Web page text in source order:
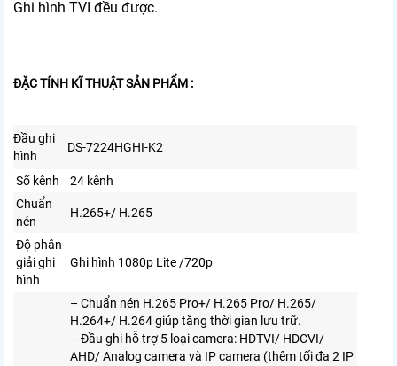
Ghi hình TVI đều được.
ĐẶC TÍNH KĨ THUẬT SẢN PHẨM :
Đầu ghi
hình
DS-7224HGHI-K2
Số kênh
24 kênh
Chuẩn
nén
H.265+/ H.265
Độ phân
giải ghi
hình
Ghi hình 1080p Lite /720p
– Chuẩn nén H.265 Pro+/ H.265 Pro/ H.265/
H.264+/ H.264 giúp tăng thời gian lưu trữ.
– Đầu ghi hỗ trợ 5 loại camera: HDTVI/ HDCVI/
AHD/ Analog camera và IP camera (thêm tối đa 2 IP